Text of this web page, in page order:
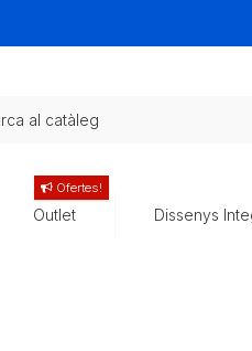
Outlet
Ofertes!
Dissenys